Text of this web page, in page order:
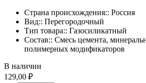
Страна происхождения:: Россия
Вид:: Перегородочный
Тип товара:: Газосиликатный
Состав:: Смесь цемента,
полимерных модификаторов
В наличии
129,00 ₽